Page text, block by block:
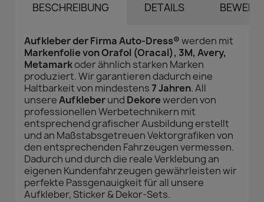
BESCHREIBUNG DETAILS
Aufkleber der Firma Auto-Dress®werden mit
Markenfolie von Orafol (Oracal), 3M, Avery,
Metamarkoder ähnlich starken Marken
produziert. Wir garantieren dadurch eine
Haltbarkeit von mindestens7 Jahren. All
unsereAufkleberund Dekorewerden von
professionellen Werbetechnikern mit
entsprechend grafischer Ausbildung erstellt
und an Maßstabsgetreuen Vektorgrafiken von
den entsprechenden Fahrzeugen vermessen.
Dadurch und durch die reale Verklebung an
eigenen Kundenfahrzeugen gewährleisten wir
perfekte Passgenauigkeit für all unsere
Aufkleber, Sticker & Dekor-Sets.